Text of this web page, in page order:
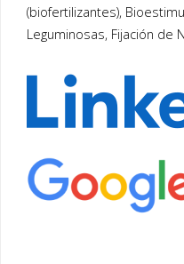
(biofertilizantes),
Leguminosas, Fijación de